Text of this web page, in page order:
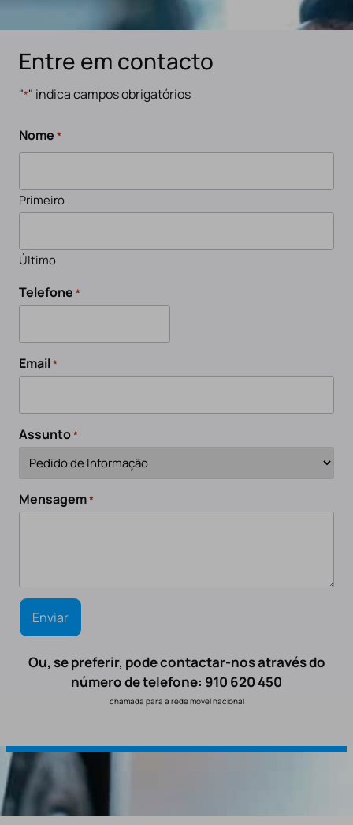
Entre em contacto
"*" indica campos obrigatórios
Nome *
Primeiro
Último
Telefone *
Email*
Assunto*
Mensagem*
Ou, se preferir, pode contactar-nos através do
número de telefone: 910 620 450
chamada para a rede móvel nacional